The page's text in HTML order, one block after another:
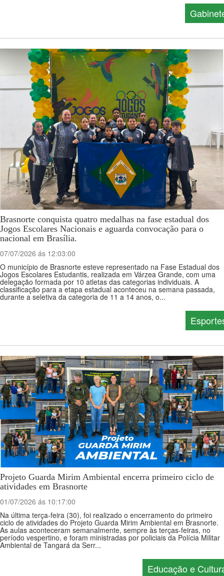
Brasnorte conquista quatro medalhas na fase estadual dos
Jogos Escolares Nacionais e aguarda convocação para o
nacional em Brasília.
07/07/2026 ás 12:03:00
O município de Brasnorte esteve representado na Fase Estadual dos
Jogos Escolares Estudantis, realizada em Várzea Grande, com uma
delegação formada por 10 atletas das categorias individuais. A
classificação para a etapa estadual aconteceu na semana passada,
durante a seletiva da categoria de 11 a 14 anos, o...
Projeto Guarda Mirim Ambiental encerra primeiro ciclo de
atividades em Brasnorte
01/07/2026 ás 10:17:00
Na última terça-feira (30), foi realizado o encerramento do primeiro
ciclo de atividades do Projeto Guarda Mirim Ambiental em Brasnorte.
As aulas aconteceram semanalmente, sempre às terças-feiras, no
período vespertino, e foram ministradas por policiais da Polícia Militar
Ambiental de Tangará da Serr...
Educação e